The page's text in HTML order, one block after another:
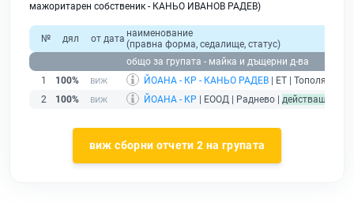
мажоритарен собственик - КАНЬО ИВАНОВ РАДЕВ)
№ дял от дата наименование
(правна форма, седалище, статус)
общо за групата - майка и дъщерни д-ва
1
100% ЙОАНА - КР - КАНЬО РАДЕВ | ЕТ | Тополяне |
2
100% ЙОАНА - КР | ЕООД | Раднево | действащ
виж сборни отчети 2 на групата